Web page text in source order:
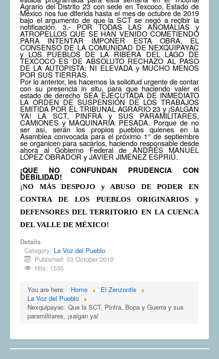
Agrario del Distrito 23 con sede en Texcoco, Estado de
México nos fue diferida hasta el mes de octubre de 2019
bajo el argumento de que la SCT se negó a recibir la
notificación. 3.- POR TODAS LAS ANOMALÍAS y
ATROPELLOS QUE SE HAN VENIDO COMETIENDO
PARA INTENTAR IMPONER ESTA OBRA, EL
CONSENSO DE LA COMUNIDAD DE NEXQUIPAYAC
y LOS PUEBLOS DE LA RIBERA DEL LAGO DE
TEXCOCO ES DE ABSOLUTO RECHAZO AL PASO
DE LA AUTOPISTA: NI ELEVADA y MUCHO MENOS
POR SUS TIERRAS.
Por lo anterior, les hacemos la solicitud urgente de contar
con su presencia in situ, para que haciendo valer el
estado de derecho SEA EJECUTADA DE INMEDIATO
LA ORDEN DE SUSPENSIÓN DE LOS TRABAJOS
EMITIDA POR EL TRIBUNAL AGRARIO 23 y ¡SALGAN
YA! LA SCT, PINFRA y SUS PARAMILITARES,
CAMIONES y MAQUINARIA PESADA. Porque de no
ser así, serán los propios pueblos quienes en la
Asamblea convocada para el próximo 1° de septiembre
se organicen para sacarlos, haciendo responsable desde
ahora al Gobierno Federal de ANDRÉS MANUEL
LÓPEZ OBRADOR y JAVIER JIMÉNEZ ESPRIÚ.
¡QUE NO CONFUNDAN PRUDENCIA CON
DEBILIDAD!
¡NO MÁS DESPOJO y ABUSO DE PODER EN
CONTRA DE LOS PUEBLOS ORIGINARIOS y
DEFENSORES DEL TERRITORIO EN LA CUENCA
DEL VALLE DE MÉXICO!
Details
Category: La Voz del Pueblo
Published: 03 October 2019
Hits: 1535
You are here: Home
El Zenzontle
La Voz del Pueblo
Nexquipayac: Que la SCT, Pinfra, Bopa y Guerra y sus
paramilitares, ¡salgan ya!